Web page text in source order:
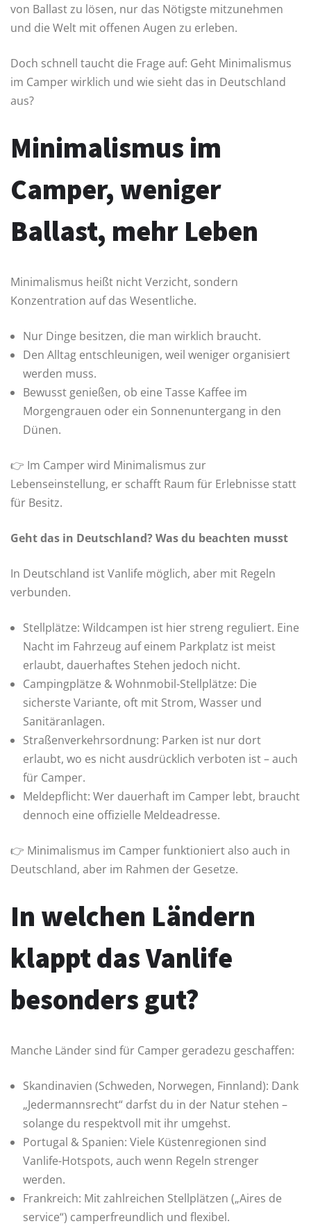
von Ballast zu lösen, nur das Nötigste mitzunehmen
und die Welt mit offenen Augen zu erleben.
Doch schnell taucht die Frage auf: Geht Minimalismus
im Camper wirklich und wie sieht das in Deutschland
aus?
Minimalismus im
Camper, weniger
Ballast, mehr Leben
Minimalismus heißt nicht Verzicht, sondern
Konzentration auf das Wesentliche.
Nur Dinge besitzen, die man wirklich braucht.
Den Alltag entschleunigen, weil weniger organisiert
werden muss.
Bewusst genießen, ob eine Tasse Kaffee im
Morgengrauen oder ein Sonnenuntergang in den
Dünen.
👉 Im Camper wird Minimalismus zur
Lebenseinstellung, er schafft Raum für Erlebnisse statt
für Besitz.
Geht das in Deutschland? Was du beachten musst
In Deutschland ist Vanlife möglich, aber mit Regeln
verbunden.
Stellplätze: Wildcampen ist hier streng reguliert. Eine
Nacht im Fahrzeug auf einem Parkplatz ist meist
erlaubt, dauerhaftes Stehen jedoch nicht.
Campingplätze & Wohnmobil-Stellplätze: Die
sicherste Variante, oft mit Strom, Wasser und
Sanitäranlagen.
Straßenverkehrsordnung: Parken ist nur dort
erlaubt, wo es nicht ausdrücklich verboten ist – auch
für Camper.
Meldepflicht: Wer dauerhaft im Camper lebt, braucht
dennoch eine offizielle Meldeadresse.
👉 Minimalismus im Camper funktioniert also auch in
Deutschland, aber im Rahmen der Gesetze.
In welchen Ländern
klappt das Vanlife
besonders gut?
Manche Länder sind für Camper geradezu geschaffen:
Skandinavien (Schweden, Norwegen, Finnland): Dank
„Jedermannsrecht“ darfst du in der Natur stehen –
solange du respektvoll mit ihr umgehst.
Portugal & Spanien: Viele Küstenregionen sind
Vanlife-Hotspots, auch wenn Regeln strenger
werden.
Frankreich: Mit zahlreichen Stellplätzen („Aires de
service“) camperfreundlich und flexibel.